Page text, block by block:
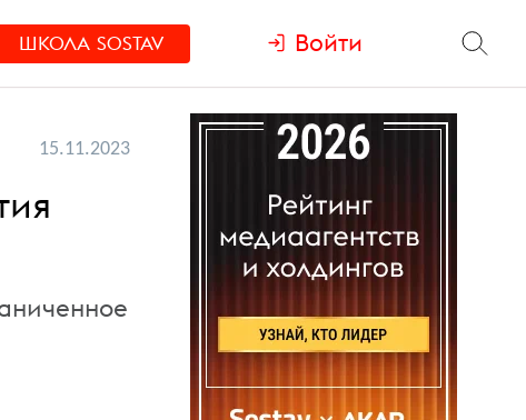
ШКОЛА SOSTAV Войти
15.11.2023